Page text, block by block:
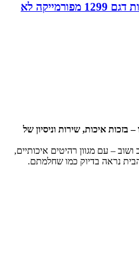
שולחן לפינת אוכל + 6 כיסאות דגם 1299 מפורמייקה לא
בזכות איכות, שירות וניסיון של
ושוב – עם מגוון רהיטים איכותיים,
נראה בדיוק כמו שחלמתם.